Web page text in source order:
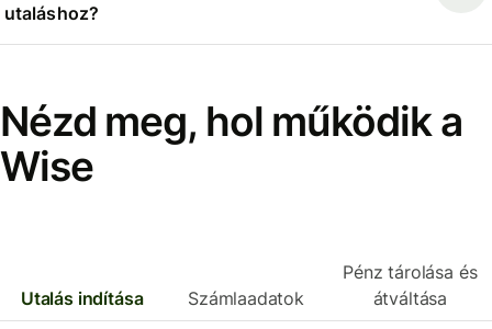
utaláshoz?
Nézd meg, hol működik a
Wise
Utalás indítása Számlaadatok
Pénz tárolása és
átváltása